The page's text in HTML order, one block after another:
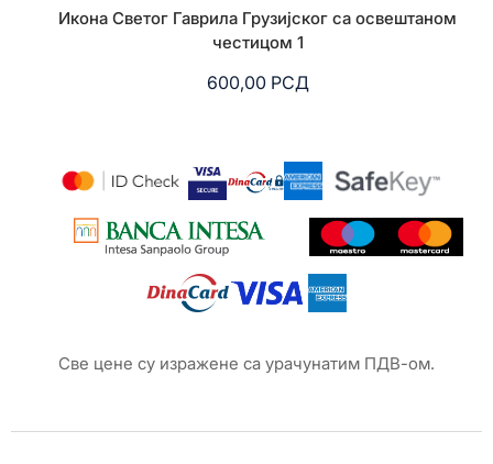
Икона Светог Гаврила Грузијског са освештаном
честицом 1
600,00 РСД
Све цене су изражене са урачунатим ПДВ-ом.